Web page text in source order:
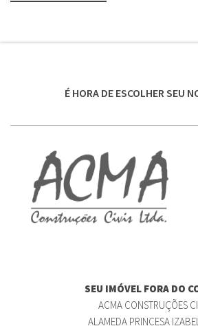
É HORA DE ESCOLHER SEU
SEU IMÓVEL FORA DO
ACMA CONSTRUÇÕES
ALAMEDA PRINCESA